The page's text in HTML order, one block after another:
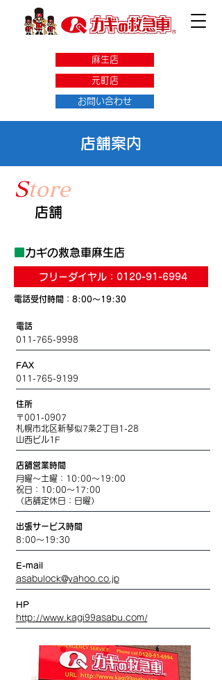
麻生店
元町店
お問い合わせ
店舗案内
Store
店舗
カギの救急車麻生店
フリーダイヤル：0120-91-6994
電話受付時間：8:00～19:30
電話
011-765-9998
FAX
011-765-9199
住所
〒001-0907
札幌市北区新琴似7条2丁目1-28
山西ビル1F
店舗営業時間
月曜～土曜：10:00～19:00
祝日：10:00～17:00
（店舗定休日：日曜）
出張サービス時間
8:00～19:30
E-mail
asabulock@yahoo.co.jp
HP
http://www.kagi99asabu.com/